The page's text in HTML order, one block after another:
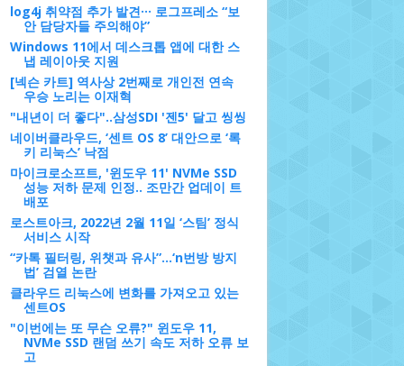
log4j 취약점 추가 발견··· 로그프레소 “보
안 담당자들 주의해야”
Windows 11에서 데스크톱 앱에 대한 스
냅 레이아웃 지원
[넥슨 카트] 역사상 2번째로 개인전 연속
우승 노리는 이재혁
"내년이 더 좋다"..삼성SDI '젠5' 달고 씽씽
네이버클라우드, ‘센트 OS 8’ 대안으로 ‘록
키 리눅스’ 낙점
마이크로소프트, '윈도우 11' NVMe SSD
성능 저하 문제 인정.. 조만간 업데이 트
배포
로스트아크, 2022년 2월 11일 ‘스팀’ 정식
서비스 시작
“카톡 필터링, 위챗과 유사”…‘n번방 방지
법’ 검열 논란
클라우드 리눅스에 변화를 가져오고 있는
센트OS
"이번에는 또 무슨 오류?" 윈도우 11,
NVMe SSD 랜덤 쓰기 속도 저하 오류 보
고